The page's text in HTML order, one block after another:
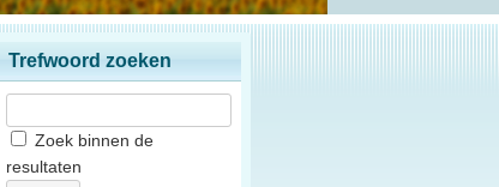
Trefwoord zoeken
Zoek binnen de
resultaten